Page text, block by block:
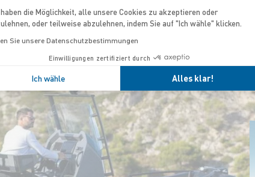
die Möglichkeit, alle unsere Cookies zu akzeptieren oder
oder teilweise abzulehnen, indem Sie auf "Ich wähle" klicken.
Sie unsere Datenschutzbestimmungen
Einwilligungen zertifiziert durch
Ich wähle Alles klar!